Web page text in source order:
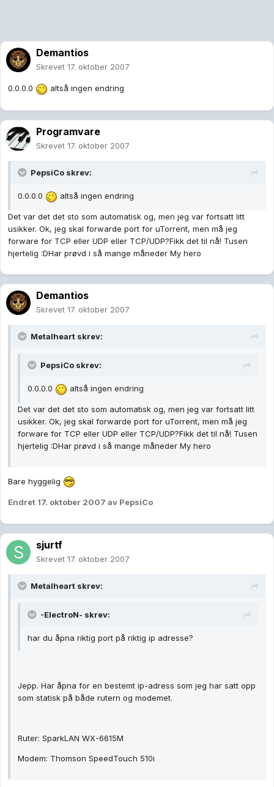
Demantios
Skrevet 17. oktober 2007
0.0.0.0 altså ingen endring
Programvare
Skrevet 17. oktober 2007
PepsiCo skrev:
0.0.0.0 altså ingen endring
Det var det det sto som automatisk og, men jeg var fortsatt litt
usikker. Ok, jeg skal forwarde port for uTorrent, men må jeg
forware for TCP eller UDP eller TCP/UDP?Fikk det til nå! Tusen
hjertelig :DHar prøvd i så mange måneder My hero
Demantios
Skrevet 17. oktober 2007
Metalheart skrev:
PepsiCo skrev:
0.0.0.0 altså ingen endring
Det var det det sto som automatisk og, men jeg var fortsatt litt
usikker. Ok, jeg skal forwarde port for uTorrent, men må jeg
forware for TCP eller UDP eller TCP/UDP?Fikk det til nå! Tusen
hjertelig :DHar prøvd i så mange måneder My hero
Bare hyggelig
Endret 17. oktober 2007 av PepsiCo
sjurtf
Skrevet 17. oktober 2007
Metalheart skrev:
-ElectroN- skrev:
har du åpna riktig port på riktig ip adresse?
Jepp. Har åpna for en bestemt ip-adress som jeg har satt opp
som statisk på både rutern og modemet.
Ruter: SparkLAN WX-6615M
Modem: Thomson SpeedTouch 510i